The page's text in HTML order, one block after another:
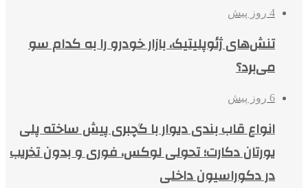
4 روز پیش
تنش‌های ژئوپلیتیک، بازار خودرو را به کدام سو
می‌برد؟
6 روز پیش
انواع قاب بندی دیوار با گچبری پیش ساخته پلی
یورتان دکارت؛ تحولی لوکس، فوری و بدون تخریب
در دکوراسیون داخلی